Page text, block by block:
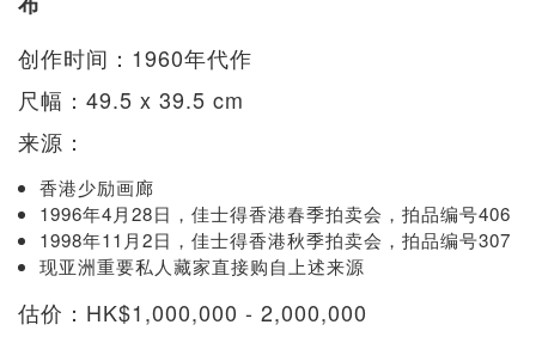
创作时间：1960年代作
尺幅：49.5 x 39.5 cm
来源：
香港少励画廊
1996年4月28日，佳士得香港春季拍卖会，拍品编号406
1998年11月2日，佳士得香港秋季拍卖会，拍品编号307
现亚洲重要私人藏家直接购自上述来源
估价：HK$1,000,000 - 2,000,000